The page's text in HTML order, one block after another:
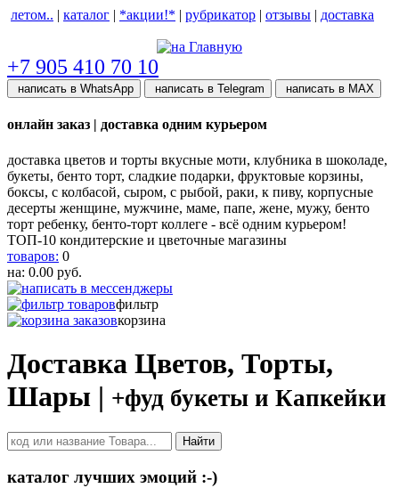
летом.. | каталог | *акции!* | рубрикатор | отзывы | доставка
+7 905 410 70 10
написать в WhatsApp написать в Telegram написать в МАХ
онлайн заказ | доставка одним курьером
доставка цветов и торты вкусные моти, клубника в шоколаде,
букеты, бенто торт, сладкие подарки, фруктовые корзины,
боксы, с колбасой, сыром, с рыбой, раки, к пиву, корпусные
десерты женщине, мужчине, маме, папе, жене, мужу, бенто
торт ребенку, бенто-торт коллеге - всё одним курьером!
ТОП-10 кондитерские и цветочные магазины
товаров: 0
на: 0.00 руб.
фильтр
корзина
Доставка Цветов, Торты,
Шары | +фуд букеты и Капкейки
Найти
каталог лучших эмоций :-)